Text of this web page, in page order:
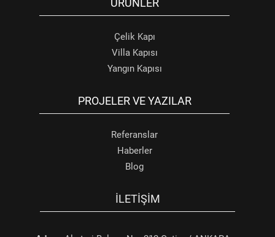
ÜRÜNLER
Çelik Kapı
Villa Kapısı
Yangın Kapısı
PROJELER VE YAZILAR
Referanslar
Haberler
Blog
İLETIŞIM